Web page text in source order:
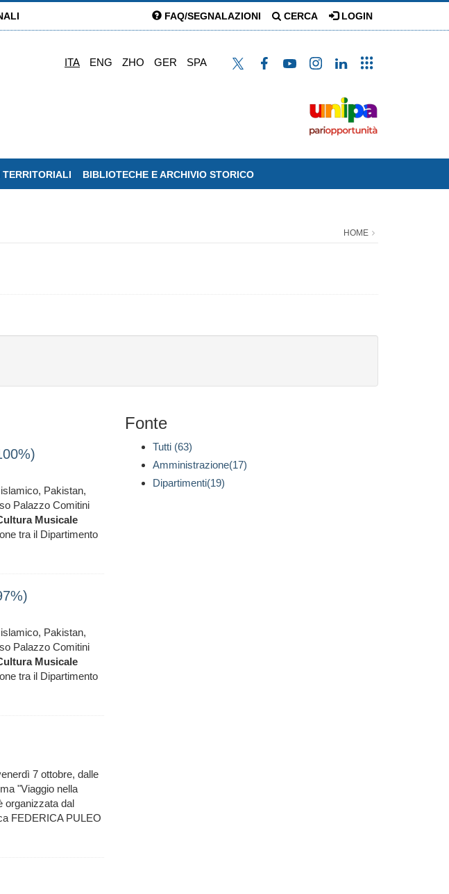
FAQ/SEGNALAZIONI CERCA LOGIN
ITA ENG ZHO GER SPA
TERRITORIALI BIBLIOTECHE E ARCHIVIO STORICO
HOME
Pakistan,
Palazzo Comitini
Musicale
tra il Dipartimento
Pakistan,
Palazzo Comitini
Musicale
tra il Dipartimento
7 ottobre, dalle
"Viaggio nella
organizzata dal
FEDERICA PULEO
Fonte
Tutti (63)
Amministrazione(17)
Dipartimenti(19)